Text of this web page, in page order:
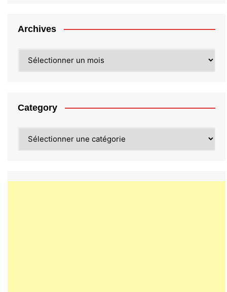
Archives
Category